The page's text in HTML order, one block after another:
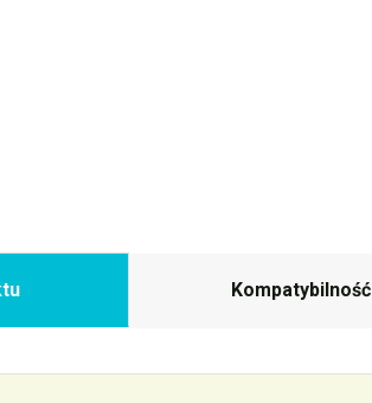
Kompatybilność